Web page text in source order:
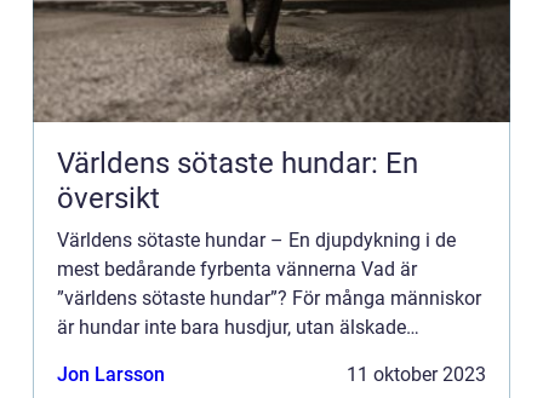
Världens sötaste hundar: En
översikt
Världens sötaste hundar – En djupdykning i de
mest bedårande fyrbenta vännerna Vad är
”världens sötaste hundar”? För många människor
är hundar inte bara husdjur, utan älskade
term som ...
Jon Larsson 11 oktober 2023